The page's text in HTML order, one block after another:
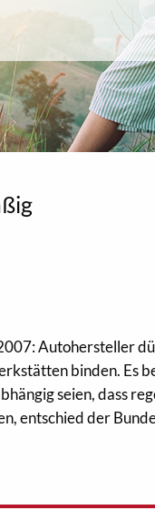
Autohersteller
binden. Es
seien, dass
entschied der